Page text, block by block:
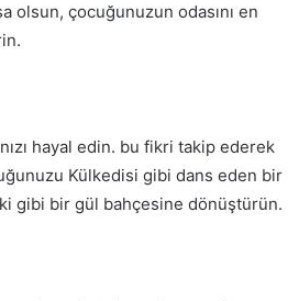
olsun, çocuğunuzun odasını en
hayal edin. bu fikri takip ederek
Külkedisi gibi dans eden bir
gibi bir gül bahçesine dönüştürün.